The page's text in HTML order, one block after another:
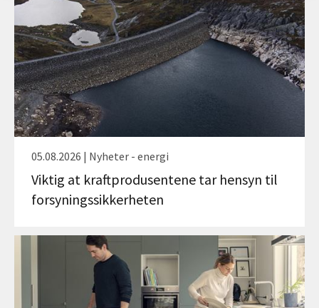
05.08.2026 | Nyheter - energi
Viktig at kraftprodusentene tar hensyn til
forsyningssikkerheten